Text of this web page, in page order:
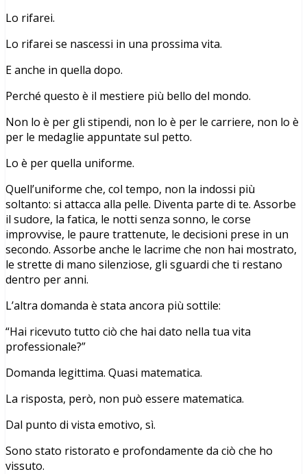
Lo rifarei.
Lo rifarei se nascessi in una prossima vita.
E anche in quella dopo.
Perché questo è il mestiere più bello del mondo.
Non lo è per gli stipendi, non lo è per le carriere, non lo è
per le medaglie appuntate sul petto.
Lo è per quella uniforme.
Quell’uniforme che, col tempo, non la indossi più
soltanto: si attacca alla pelle. Diventa parte di te. Assorbe
il sudore, la fatica, le notti senza sonno, le corse
improvvise, le paure trattenute, le decisioni prese in un
secondo. Assorbe anche le lacrime che non hai mostrato,
le strette di mano silenziose, gli sguardi che ti restano
dentro per anni.
L’altra domanda è stata ancora più sottile:
“Hai ricevuto tutto ciò che hai dato nella tua vita
professionale?”
Domanda legittima. Quasi matematica.
La risposta, però, non può essere matematica.
Dal punto di vista emotivo, sì.
Sono stato ristorato e profondamente da ciò che ho
vissuto.